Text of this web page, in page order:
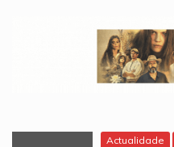
Actualidade